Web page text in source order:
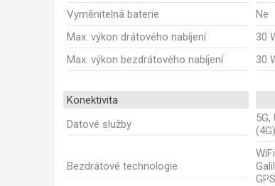
Vyměnitelná baterie
Ne
Max. výkon drátového nabíjení
30
Max. výkon bezdrátového nabíjení
30
Konektivita
Datové služby
5G,
Bezdrátové technologie
GPS